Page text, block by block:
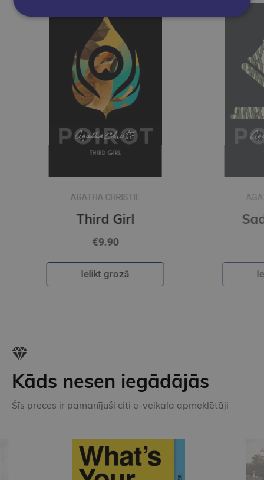
AGATHA CHRISTIE
Sad Cypress
€9.90
Ielikt grozā
Kāds nesen iegādājās
Šīs preces ir pamanījuši citi e-veikala apmeklētāji